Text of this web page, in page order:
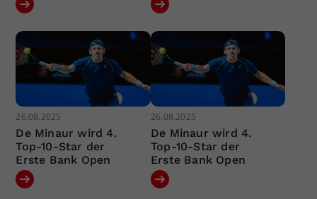
26.08.2025
De Minaur wird 4.
Top-10-Star der
Erste Bank Open
26.08.2025
De Minaur wird 4.
Top-10-Star der
Erste Bank Open